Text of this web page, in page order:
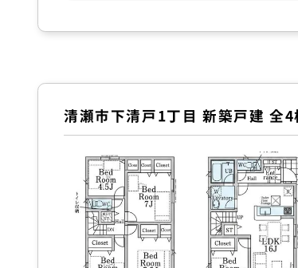
清瀬市下清戸1丁目 新築戸建 全